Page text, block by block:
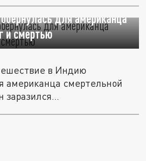
для американца
и смертью
в Индию
американца смертельной
заразился